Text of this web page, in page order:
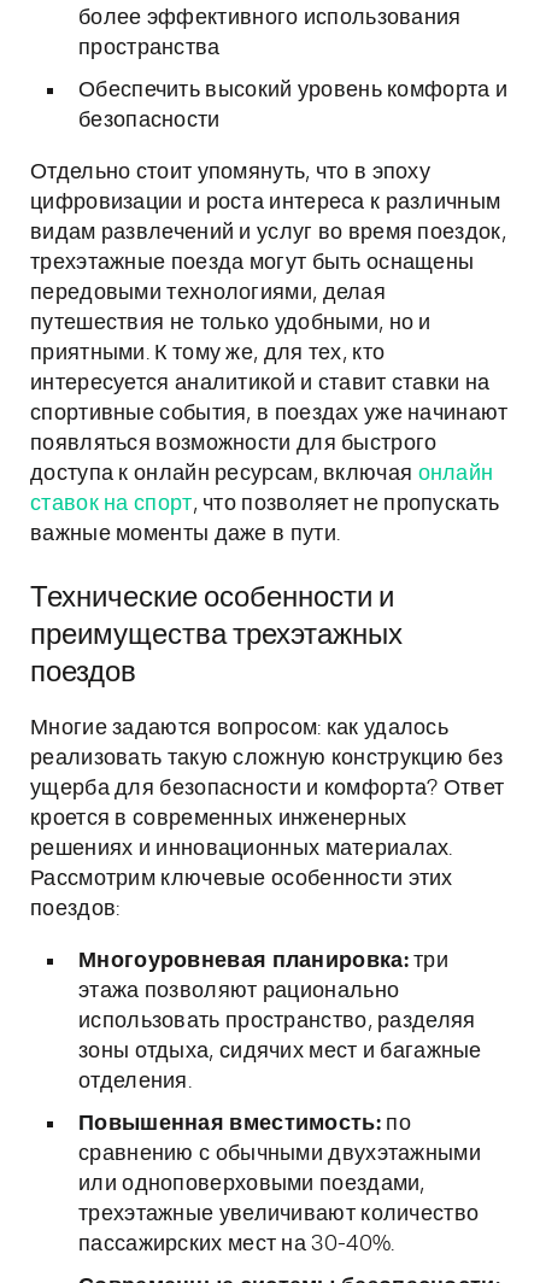
более эффективного использования
пространства
Обеспечить высокий уровень комфорта и
безопасности
Отдельно стоит упомянуть, что в эпоху
цифровизации и роста интереса к различным
видам развлечений и услуг во время поездок,
трехэтажные поезда могут быть оснащены
передовыми технологиями, делая
путешествия не только удобными, но и
приятными. К тому же, для тех, кто
интересуется аналитикой и ставит ставки на
спортивные события, в поездах уже начинают
появляться возможности для быстрого
доступа к онлайн ресурсам, включая онлайн
ставок на спорт, что позволяет не пропускать
важные моменты даже в пути.
Технические особенности и
преимущества трехэтажных
поездов
Многие задаются вопросом: как удалось
реализовать такую сложную конструкцию без
ущерба для безопасности и комфорта? Ответ
кроется в современных инженерных
решениях и инновационных материалах.
Рассмотрим ключевые особенности этих
поездов:
Многоуровневая планировка:три
этажа позволяют рационально
использовать пространство, разделяя
зоны отдыха, сидячих мест и багажные
отделения.
Повышенная вместимость:по
сравнению с обычными двухэтажными
или одноповерховыми поездами,
трехэтажные увеличивают количество
пассажирских мест на 30-40%.